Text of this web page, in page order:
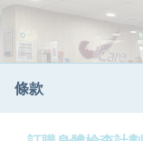
條款